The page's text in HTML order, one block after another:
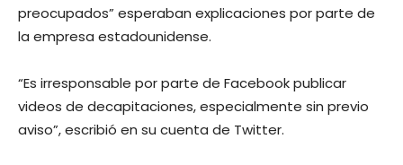
preocupados” esperaban explicaciones por parte de
la empresa estadounidense.
“Es irresponsable por parte de Facebook publicar
videos de decapitaciones, especialmente sin previo
aviso”, escribió en su cuenta de Twitter.